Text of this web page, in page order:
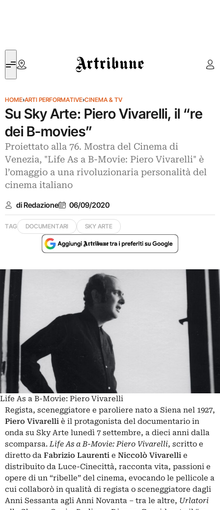
Artribune
HOME›ARTI PERFORMATIVE›CINEMA & TV
Su Sky Arte: Piero Vivarelli, il “re
dei B-movies”
Proiettato alla 76. Mostra del Cinema di
Venezia, "Life As a B-Movie: Piero Vivarelli" è
l’omaggio a una rivoluzionaria personalità del
cinema italiano
di Redazione 06/09/2020
TAG DOCUMENTARI SKY ARTE
Life As a B-Movie: Piero Vivarelli
Regista, sceneggiatore e paroliere nato a Siena nel 1927,
Piero Vivarelli è il protagonista del documentario in
onda su Sky Arte lunedì 7 settembre, a dieci anni dalla
scomparsa.Life As a B-Movie: Piero Vivarelli, scritto e
diretto da Fabrizio Laurenti e Niccolò Vivarelli e
distribuito da Luce-Cinecittà, racconta vita, passioni e
opere di un “ribelle” del cinema, evocando le pellicole a
cui collaborò in qualità di regista o sceneggiatore dagli
Anni Sessanta agli Anni Novanta – tra le altre, Urlatori